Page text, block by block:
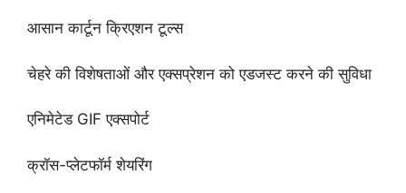
आसान कार्टून क्रिएशन टूल्स
चेहरे की विशेषताओं और एक्सप्रेशन को एडजस्ट करने की सुविधा
एनिमेटेड GIF एक्सपोर्ट
क्रॉस-प्लेटफॉर्म शेयरिंग